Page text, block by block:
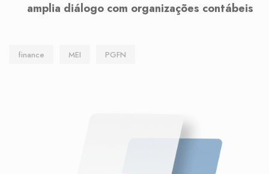
amplia diálogo com organizações contábeis
finance MEI PGFN